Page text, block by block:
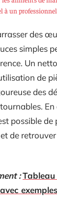
à un
des
simples
Un
de
des
possible de
de
: